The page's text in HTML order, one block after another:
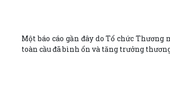
Một báo cáo gần đây do Tổ chức
toàn cầu đã bình ổn và tăng trưởng